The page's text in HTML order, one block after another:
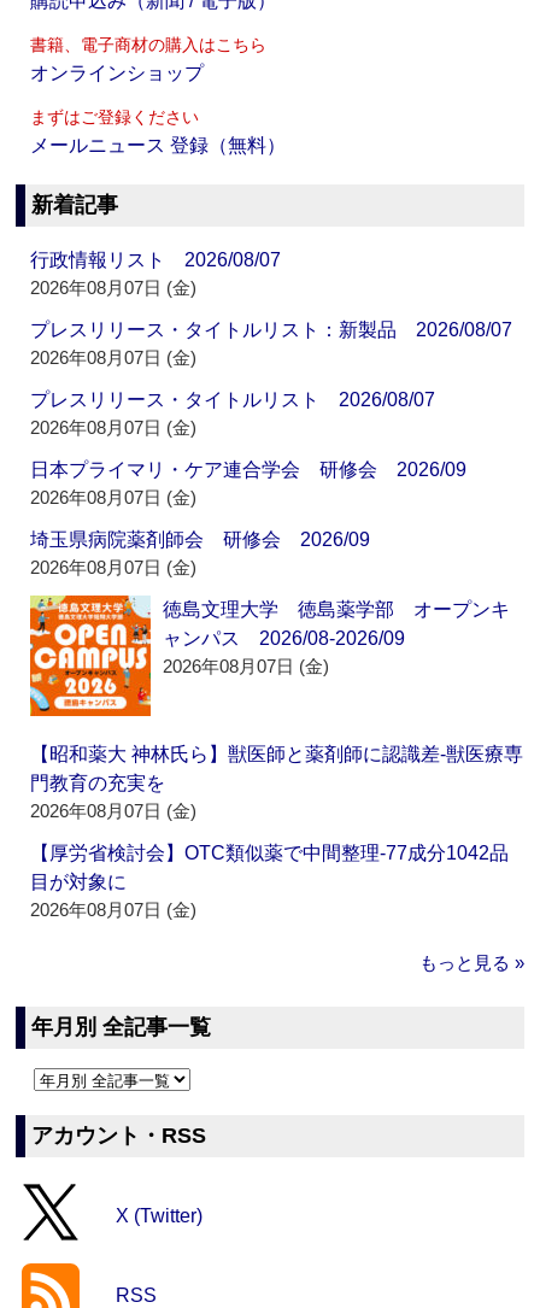
書籍、電子商材の購入はこちら
オンラインショップ
まずはご登録ください
メールニュース 登録（無料）
新着記事
行政情報リスト 2026/08/07
2026年08月07日 (金)
プレスリリース・タイトルリスト：新製品 2026/08/07
2026年08月07日 (金)
プレスリリース・タイトルリスト 2026/08/07
2026年08月07日 (金)
日本プライマリ・ケア連合学会 研修会 2026/09
2026年08月07日 (金)
埼玉県病院薬剤師会 研修会 2026/09
2026年08月07日 (金)
徳島文理大学 徳島薬学部 オープンキ
ャンパス 2026/08-2026/09
2026年08月07日 (金)
【昭和薬大 神林氏ら】獣医師と薬剤師に認識差‐獣医療専
門教育の充実を
2026年08月07日 (金)
【厚労省検討会】OTC類似薬で中間整理‐77成分1042品
目が対象に
2026年08月07日 (金)
もっと見る »
年月別 全記事一覧
アカウント・RSS
X (Twitter)
RSS